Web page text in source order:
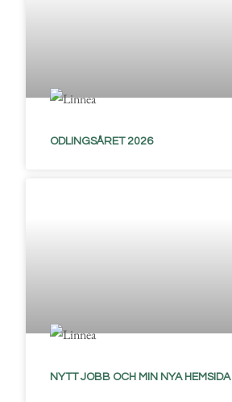
ODLINGSÅRET 2026
NYTT JOBB OCH MIN NYA HEMSIDA